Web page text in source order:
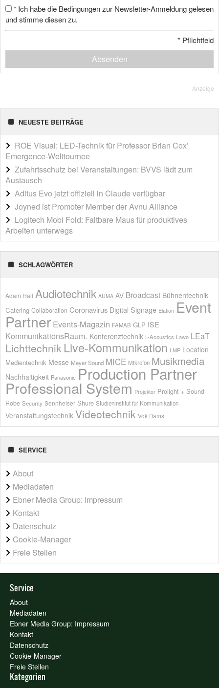
* Ich habe die Bedingungen zur Newsletter-Anmeldung gelesen
und stimme diesen zu.
* Pflichtfeld
Absenden
Anzeige
NEUESTE BEITRÄGE
ROE Visual: LED-Technik für Professor Brian Cox’
Emergence-Welttournee
Zufahrtsschutz bei Veranstaltungen: BVVS lädt zum
Austausch
Aditus Evo jetzt offiziell in Claude verfügbar
Joyned ist Promoter Member der Avnu Alliance
Logitech Mobi Fold: Faltbare Maus für produktives
Arbeiten unterwegs
SCHLAGWÖRTER
Adam Hall Audiotechnik AUMA AV Broadcast Bühnentechnik
Catering Collaboration Coronavirus Digital Signage Elation Event
Partner Events-Magazin FAMAB GLP ISE
KommunikationsRaum. Konferenztechnik L-Acoustics Lawo LEaT
Lichttechnik Live-Kommunikation LMP Location
Medientechnik Messe Meyer Sound MICE Mikrofon Musikmedia
Nachhaltigkeit Panasonic Production Partner
Professional System Projektor Prolight + Sound
Robe Security Sennheiser Shure Studieninstitut für Kommunikation
Veranstaltungstechnik Videotechnik Vok Dams
SERVICE
About
Mediadaten
Ebner Media Group: Impressum
Kontakt
Datenschutz
Cookie-Manager
Freie Stellen
Service
About
Mediadaten
Ebner Media Group: Impressum
Kontakt
Datenschutz
Cookie-Manager
Freie Stellen
Kategorien